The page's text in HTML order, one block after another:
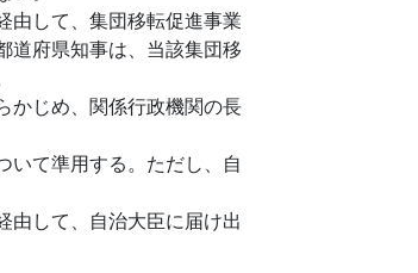
由して、集団移転促進事業
道府県知事は、当該集団移
かじめ、関係行政機関の長
いて準用する。ただし、自
由して、自治大臣に届け出